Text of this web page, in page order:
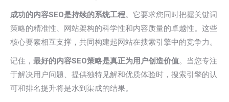
成功的内容SEO是持续的系统工程。它要求您同时把握关键词
策略的精准性、网站架构的科学性和内容质量的卓越性。这些
核心要素相互支撑，共同构建起网站在搜索引擎中的竞争力。
记住， 最好的内容SEO策略是真正为用户创造价值。当您专注
于解决用户问题、提供独特见解和优质体验时，搜索引擎的认
可和排名提升将是水到渠成的结果。